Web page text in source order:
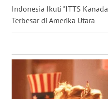
Indonesia Ikuti "ITTS
Terbesar di Amerika Utara
WN
KALTARA
KALSEL
WN
KALTIM